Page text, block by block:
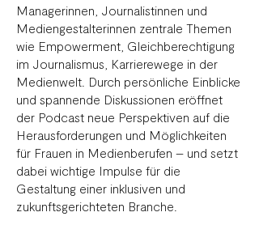
Managerinnen, Journalistinnen und
Mediengestalterinnen zentrale Themen
wie Empowerment, Gleichberechtigung
im Journalismus, Karrierewege in der
Medienwelt. Durch persönliche Einblicke
und spannende Diskussionen eröffnet
der Podcast neue Perspektiven auf die
Herausforderungen und Möglichkeiten
für Frauen in Medienberufen – und setzt
dabei wichtige Impulse für die
Gestaltung einer inklusiven und
zukunftsgerichteten Branche.